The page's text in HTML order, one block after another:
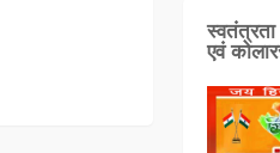
स्वतंत्रता
एवं